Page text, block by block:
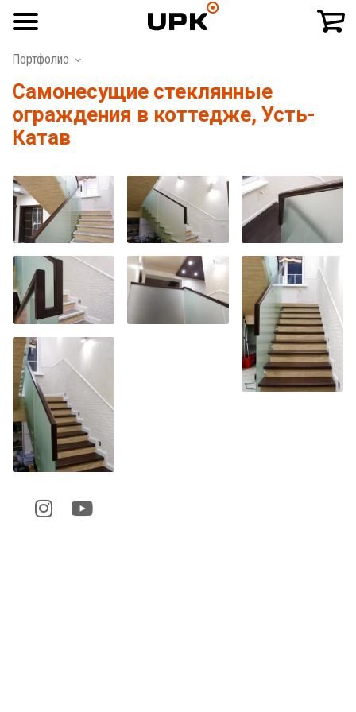
Портфолио
Самонесущие стеклянные
ограждения в коттедже, Усть-
Катав